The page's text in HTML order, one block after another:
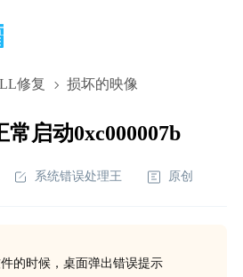
修复 损坏的映像
启动0xc000007b
系统错误处理王 原创
的时候，桌面弹出错误提示